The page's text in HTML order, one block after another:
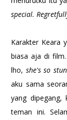
special.
Karakter Keara
biasa aja di
lho, she's so
aku sama
yang
teman ini.